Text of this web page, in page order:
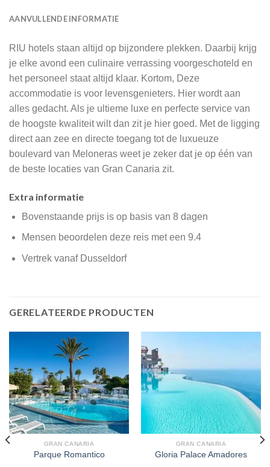
AANVULLENDE INFORMATIE
RIU hotels staan altijd op bijzondere plekken. Daarbij krijg
je elke avond een culinaire verrassing voorgeschoteld en
het personeel staat altijd klaar. Kortom, Deze
accommodatie is voor levensgenieters. Hier wordt aan
alles gedacht. Als je ultieme luxe en perfecte service van
de hoogste kwaliteit wilt dan zit je hier goed. Met de ligging
direct aan zee en directe toegang tot de luxueuze
boulevard van Meloneras weet je zeker dat je op één van
de beste locaties van Gran Canaria zit.
Extra informatie
Bovenstaande prijs is op basis van 8 dagen
Mensen beoordelen deze reis met een 9.4
Vertrek vanaf Dusseldorf
GERELATEERDE PRODUCTEN
GRAN CANARIA
Parque Romantico
GRAN CANARIA
Gloria Palace Amadores